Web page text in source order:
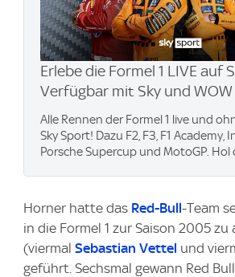
Erlebe die Formel 1 LIVE auf
Verfügbar mit Sky und WOW
Alle Rennen der Formel 1 live und
Sky Sport! Dazu F2, F3, F1 Academy,
Porsche Supercup und MotoGP. Hol
Horner hatte das Red-Bull-Team
in die Formel 1 zur Saison 2005
(viermal Sebastian Vettel und
geführt. Sechsmal gewann Red